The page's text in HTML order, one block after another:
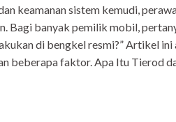
keamanan sistem kemudi,
Bagi banyak pemilik mobil,
di bengkel resmi?” Artikel
beberapa faktor. Apa Itu Tierod